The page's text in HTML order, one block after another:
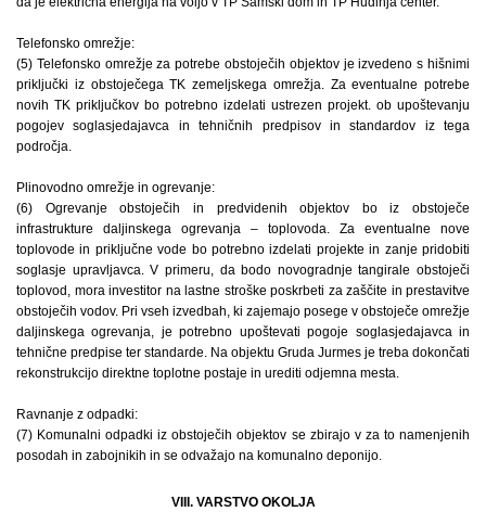
Telefonsko omrežje:
(5) Telefonsko omrežje za potrebe obstoječih objektov je izvedeno s hišnimi
priključki iz obstoječega TK zemeljskega omrežja. Za eventualne potrebe
novih TK priključkov bo potrebno izdelati ustrezen projekt. ob upoštevanju
pogojev soglasjedajavca in tehničnih predpisov in standardov iz tega
področja.
Plinovodno omrežje in ogrevanje:
(6) Ogrevanje obstoječih in predvidenih objektov bo iz obstoječe
infrastrukture daljinskega ogrevanja – toplovoda. Za eventualne nove
toplovode in priključne vode bo potrebno izdelati projekte in zanje pridobiti
soglasje upravljavca. V primeru, da bodo novogradnje tangirale obstoječi
toplovod, mora investitor na lastne stroške poskrbeti za zaščite in prestavitve
obstoječih vodov. Pri vseh izvedbah, ki zajemajo posege v obstoječe omrežje
daljinskega ogrevanja, je potrebno upoštevati pogoje soglasjedajavca in
tehnične predpise ter standarde. Na objektu Gruda Jurmes je treba dokončati
rekonstrukcijo direktne toplotne postaje in urediti odjemna mesta.
Ravnanje z odpadki:
(7) Komunalni odpadki iz obstoječih objektov se zbirajo v za to namenjenih
posodah in zabojnikih in se odvažajo na komunalno deponijo.
VIII. VARSTVO OKOLJA